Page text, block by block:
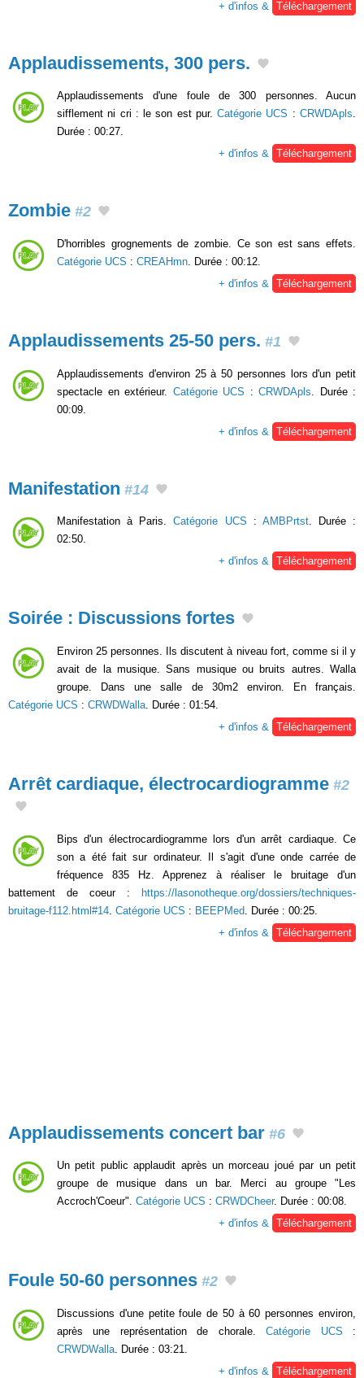
+ d'infos & Téléchargement
Applaudissements, 300 pers.
Applaudissements d'une foule de 300 personnes. Aucun
sifflement ni cri : le son est pur.Catégorie UCS :CRWDApls.
Durée : 00:27.
+ d'infos & Téléchargement
Zombie #2
D'horribles grognements de zombie. Ce son est sans effets.
Catégorie UCS : CREAHmn. Durée : 00:12.
+ d'infos & Téléchargement
Applaudissements 25-50 pers. #1
Applaudissements d'environ 25 à 50 personnes lors d'un petit
spectacle en extérieur. Catégorie UCS : CRWDApls . Durée :
00:09.
+ d'infos &
Téléchargement
Manifestation #14
Manifestation à Paris.Catégorie UCS : AMBPrtst. Durée :
02:50.
+ d'infos & Téléchargement
Soirée : Discussions fortes
Environ 25 personnes. Ils discutent à niveau fort, comme si il y
avait de la musique. Sans musique ou bruits autres. Walla
groupe. Dans une salle de 30m2 environ. En français.
Catégorie UCS : CRWDWalla. Durée : 01:54.
+ d'infos & Téléchargement
Arrêt cardiaque, électrocardiogramme #2
Bips d'un électrocardiogramme lors d'un arrêt cardiaque. Ce
son a été fait sur ordinateur. Il s'agit d'une onde carrée de
fréquence 835 Hz. Apprenez à réaliser le bruitage d'un
battement de coeur : https://lasonotheque.org/dossiers/techniques-
bruitage-f112.html#14 Catégorie UCS : BEEPMed . Durée : 00:25.
+ d'infos &
Téléchargement
Applaudissements concert bar #6
Un petit public applaudit après un morceau joué par un petit
groupe de musique dans un bar. Merci au groupe "Les
Accroch'Coeur". Catégorie UCS : CRWDCheer. Durée : 00:08.
+ d'infos & Téléchargement
Foule 50-60 personnes #2
Discussions d'une petite foule de 50 à 60 personnes environ,
après une représentation de chorale.Catégorie UCS :
CRWDWalla. Durée : 03:21.
+ d'infos & Téléchargement